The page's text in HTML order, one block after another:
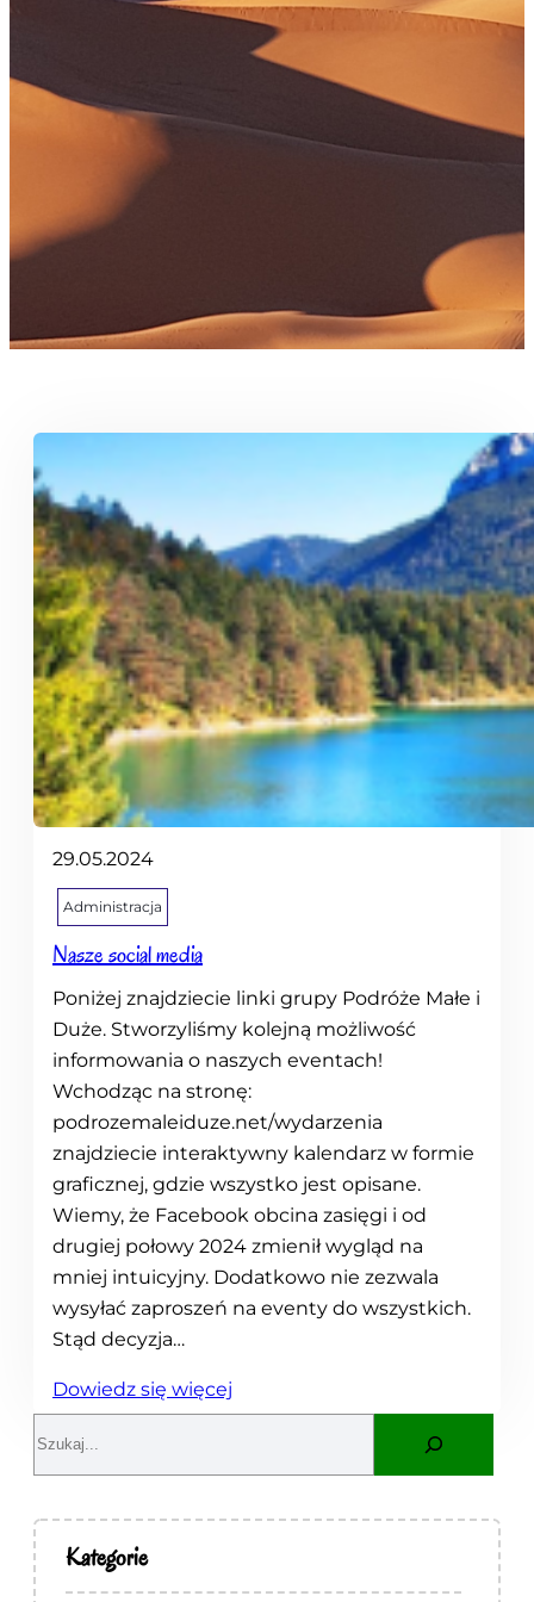
29.05.2024
Administracja
Nasze social media
Poniżej znajdziecie linki grupy Podróże Małe i
Duże. Stworzyliśmy kolejną możliwość
informowania o naszych eventach!
Wchodząc na stronę:
podrozemaleiduze.net/wydarzenia
znajdziecie interaktywny kalendarz w formie
graficznej, gdzie wszystko jest opisane.
Wiemy, że Facebook obcina zasięgi i od
drugiej połowy 2024 zmienił wygląd na
mniej intuicyjny. Dodatkowo nie zezwala
wysyłać zaproszeń na eventy do wszystkich.
Stąd decyzja…
Dowiedz się więcej
N
s
r
c
h
Kategorie